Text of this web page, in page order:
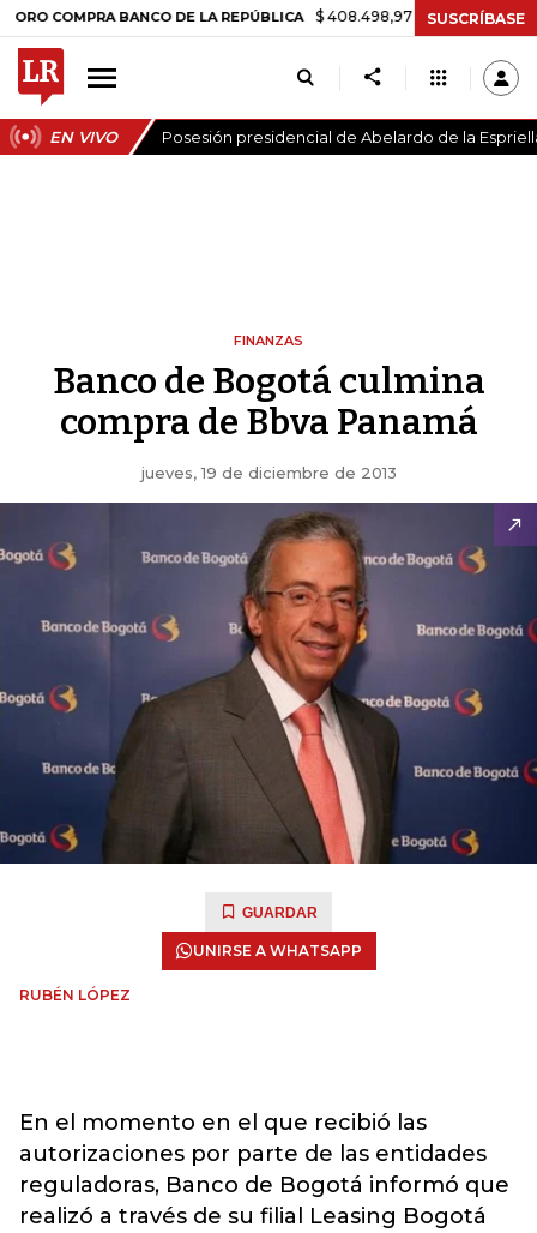
BANCO DE LA REPÚBLICA $ 408.498,97 +$ 8.753,81 +2,19%
SUSCRÍBASE
EN VIVO Posesión presidencial de Abelardo de la
FINANZAS
Banco de Bogotá culmina
compra de Bbva Panamá
jueves, 19 de diciembre de 2013
GUARDAR
UNIRSE A WHATSAPP
RUBÉN LÓPEZ
En el momento en el que recibió las
autorizaciones por parte de las entidades
reguladoras, Banco de Bogotá informó que
realizó a través de su filial Leasing Bogotá